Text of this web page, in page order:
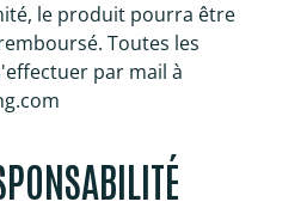
le produit pourra être
Toutes les
par mail à